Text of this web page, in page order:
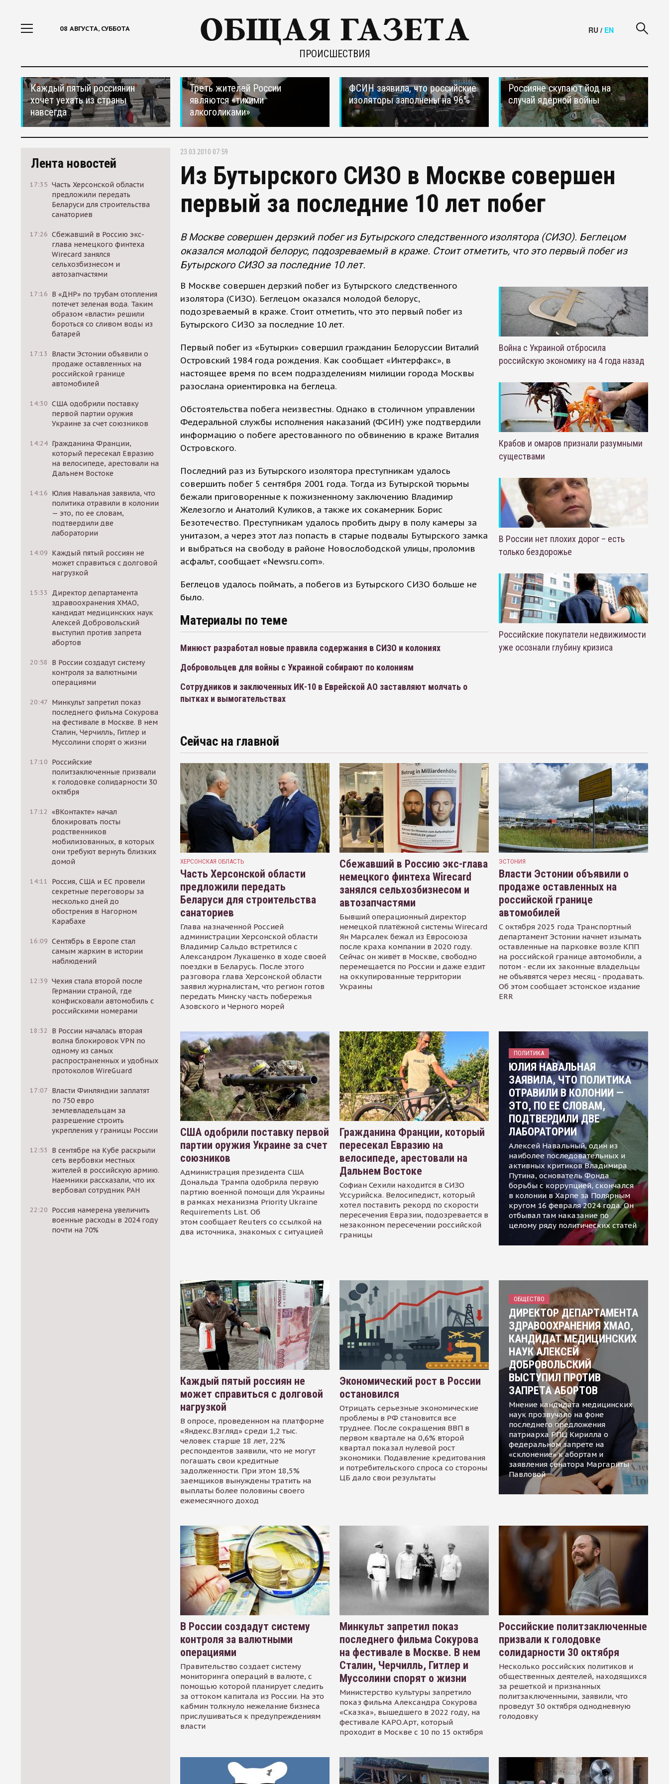
08 АВГУСТА, СУББОТА
ПРОИСШЕСТВИЯ
RU / EN
Каждый пятый россиянин
хочет уехать из страны
навсегда
Треть жителей России
являются «тихими
алкоголиками»
ФСИН заявила, что российские
изоляторы заполнены на 96%
Россияне скупают йод на
случай ядерной войны
Лента новостей
17:35 Часть Херсонской области
предложили передать
Беларуси для строительства
санаториев
17:26 Сбежавший в Россию экс-
глава немецкого финтеха
Wirecard занялся
сельхозбизнесом и
автозапчастями
17:16 В «ДНР» по трубам отопления
потечет зеленая вода. Таким
образом «власти» решили
бороться со сливом воды из
батарей
17:13
Власти Эстонии объявили о
продаже оставленных на
российской границе
автомобилей
14:30 США одобрили поставку
первой партии оружия
Украине за счет союзников
14:24 Гражданина Франции,
который пересекал Евразию
на велосипеде, арестовали на
Дальнем Востоке
14:16 Юлия Навальная заявила, что
политика отравили в колонии
— это, по ее словам,
подтвердили две
лаборатории
14:09 Каждый пятый россиян не
может справиться с долговой
нагрузкой
15:33
Директор департамента
здравоохранения ХМАО,
кандидат медицинских наук
Алексей Добровольский
выступил против запрета
абортов
20:58
В России создадут систему
контроля за валютными
операциями
20:47 Минкульт запретил показ
последнего фильма Сокурова
на фестивале в Москве. В нем
Сталин, Черчилль, Гитлер и
Муссолини спорят о жизни
17:10 Российские
политзаключенные призвали
к голодовке солидарности 30
октября
17:12 «ВКонтакте» начал
блокировать посты
родственников
мобилизованных, в которых
они требуют вернуть близких
домой
14:11
Россия, США и ЕС провели
секретные переговоры за
несколько дней до
обострения в Нагорном
Карабахе
16:09 Сентябрь в Европе стал
самым жарким в истории
наблюдений
12:39 Чехия стала второй после
Германии страной, где
конфисковали автомобиль с
российскими номерами
18:32
В России началась вторая
волна блокировок VPN по
одному из самых
распространенных и удобных
протоколов WireGuard
17:07 Власти Финляндии заплатят
по 750 евро
землевладельцам за
разрешение строить
укрепления у границы России
12:53
В сентябре на Кубе раскрыли
сеть вербовки местных
жителей в российскую армию.
Наемники рассказали, что их
вербовал сотрудник РАН
22:20 Россия намерена увеличить
военные расходы в 2024 году
почти на 70%
23.03.2010 07:59
Из Бутырского СИЗО в Москве совершен
первый за последние 10 лет побег
В Москве совершен дерзкий побег из Бутырского следственного изолятора (СИЗО). Беглецом
оказался молодой белорус, подозреваемый в краже. Стоит отметить, что это первый побег из
Бутырского СИЗО за последние 10 лет.
В Москве совершен дерзкий побег из Бутырского следственного
изолятора (СИЗО). Беглецом оказался молодой белорус,
подозреваемый в краже. Стоит отметить, что это первый побег из
Бутырского СИЗО за последние 10 лет.
Первый побег из «Бутырки» совершил гражданин Белоруссии Виталий
Островский 1984 года рождения. Как сообщает «Интерфакс», в
настоящее время по всем подразделениям милиции города Москвы
разослана ориентировка на беглеца.
Обстоятельства побега неизвестны. Однако в столичном управлении
Федеральной службы исполнения наказаний (ФСИН) уже подтвердили
информацию о побеге арестованного по обвинению в краже Виталия
Островского.
Последний раз из Бутырского изолятора преступникам удалось
совершить побег 5 сентября 2001 года. Тогда из Бутырской тюрьмы
бежали приговоренные к пожизненному заключению Владимир
Железогло и Анатолий Куликов, а также их сокамерник Борис
Безотечество. Преступникам удалось пробить дыру в полу камеры за
унитазом, а через этот лаз попасть в старые подвалы Бутырского замка
и выбраться на свободу в районе Новослободской улицы, проломив
асфальт, сообщает «Newsru.com».
Беглецов удалось поймать, а побегов из Бутырского СИЗО больше не
было.
Материалы по теме
Минюст разработал новые правила содержания в СИЗО и колониях
Добровольцев для войны с Украиной собирают по колониям
Сотрудников и заключенных ИК-10 в Еврейской АО заставляют молчать о
пытках и вымогательствах
Война с Украиной отбросила
российскую экономику на 4 года назад
Крабов и омаров признали разумными
существами
В России нет плохих дорог – есть
только бездорожье
Российские покупатели недвижимости
уже осознали глубину кризиса
Сейчас на главной
ХЕРСОНСКАЯ ОБЛАСТЬ
Часть Херсонской области
предложили передать
Беларуси для строительства
санаториев
Глава назначенной Россией
администрации Херсонской области
Владимир Сальдо встретился с
Александром Лукашенко в ходе своей
поездки в Беларусь. После этого
разговора глава Херсонской области
заявил журналистам, что регион готов
передать Минску часть побережья
Азовского и Черного морей
Сбежавший в Россию экс-глава
немецкого финтеха Wirecard
занялся сельхозбизнесом и
автозапчастями
Бывший операционный директор
немецкой платёжной системы Wirecard
Ян Марсалек бежал из Евросоюза
после краха компании в 2020 году.
Сейчас он живёт в Москве, свободно
перемещается по России и даже ездит
на оккупированные территории
Украины
ЭСТОНИЯ
Власти Эстонии объявили о
продаже оставленных на
российской границе
автомобилей
С октября 2025 года Транспортный
департамент Эстонии начнет изымать
оставленные на парковке возле КПП
на российской границе автомобили, а
потом - если их законные владельцы
не объявятся через месяц - продавать.
Об этом сообщает эстонское издание
ERR
США одобрили поставку первой
партии оружия Украине за счет
союзников
Администрация президента США
Дональда Трампа одобрила первую
партию военной помощи для Украины
в рамках механизма Priority Ukraine
Requirements List. Об
этом сообщает Reuters со ссылкой на
два источника, знакомых с ситуацией
Гражданина Франции, который
пересекал Евразию на
велосипеде, арестовали на
Дальнем Востоке
Софиан Сехили находится в СИЗО
Уссурийска. Велосипедист, который
хотел поставить рекорд по скорости
пересечения Евразии, подозревается в
незаконном пересечении российской
границы
ПОЛИТИКА
ЮЛИЯ НАВАЛЬНАЯ
ЗАЯВИЛА, ЧТО ПОЛИТИКА
ОТРАВИЛИ В КОЛОНИИ —
ЭТО, ПО ЕЕ СЛОВАМ,
ПОДТВЕРДИЛИ ДВЕ
ЛАБОРАТОРИИ
Алексей Навальный, один из
наиболее последовательных и
активных критиков Владимира
Путина, основатель Фонда
борьбы с коррупцией, скончался
в колонии в Харпе за Полярным
кругом 16 февраля 2024 года. Он
отбывал там наказание по
целому ряду политических статей
Каждый пятый россиян не
может справиться с долговой
нагрузкой
В опросе, проведенном на платформе
«Яндекс.Взгляд» среди 1,2 тыс.
человек старше 18 лет, 22%
респондентов заявили, что не могут
погашать свои кредитные
задолженности. При этом 18,5%
заемщиков вынуждены тратить на
выплаты более половины своего
ежемесячного доход
Экономический рост в России
остановился
Отрицать серьезные экономические
проблемы в РФ становится все
труднее. После сокращения ВВП в
первом квартале на 0,6% второй
квартал показал нулевой рост
экономики. Подавление кредитования
и потребительского спроса со стороны
ЦБ дало свои результаты
ОБЩЕСТВО
ДИРЕКТОР ДЕПАРТАМЕНТА
ЗДРАВООХРАНЕНИЯ ХМАО,
КАНДИДАТ МЕДИЦИНСКИХ
НАУК АЛЕКСЕЙ
ДОБРОВОЛЬСКИЙ
ВЫСТУПИЛ ПРОТИВ
ЗАПРЕТА АБОРТОВ
Мнение кандидата медицинских
наук прозвучало на фоне
последнего предложения
патриарха РПЦ Кирилла о
федеральном запрете на
«склонение» к абортам и
заявления сенатора Маргариты
Павловой
В России создадут систему
контроля за валютными
операциями
Правительство создает систему
мониторинга операций в валюте, с
помощью которой планирует следить
за оттоком капитала из России. На это
кабмин толкнуло нежелание бизнеса
прислушиваться к предупреждениям
власти
Минкульт запретил показ
последнего фильма Сокурова
на фестивале в Москве. В нем
Сталин, Черчилль, Гитлер и
Муссолини спорят о жизни
Министерство культуры запретило
показ фильма Александра Сокурова
«Сказка», вышедшего в 2022 году, на
фестивале КАРО.Арт, который
проходит в Москве с 10 по 15 октября
Российские политзаключенные
призвали к голодовке
солидарности 30 октября
Несколько российских политиков и
общественных деятелей, находящихся
за решеткой и признанных
политзаключенными, заявили, что
проведут 30 октября однодневную
голодовку